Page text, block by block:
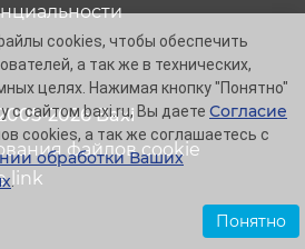
2026 Baxi
файлов cookie
link
cookies, чтобы обеспечить
а так же в технических,
целях. Нажимая кнопку "Понятно"
с сайтом baxi.ru, Вы даете Согласие
cookies, а так же соглашаетесь с
обработки Ваших
.
Понятно